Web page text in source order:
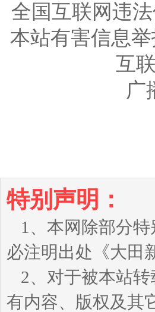
全国互联网违
本站有害信息举
互
广
特别声明：
1、本网除部分
必注明出处《大田
2、对于被本站
有内容、版权及其